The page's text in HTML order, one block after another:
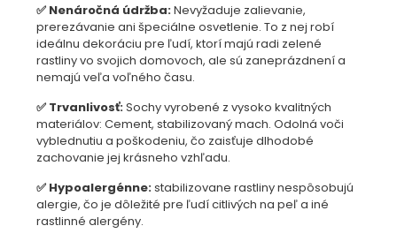
✅ Nenáročná údržba:Nevyžaduje zalievanie,
prerezávanie ani špeciálne osvetlenie. To z nej robí
ideálnu dekoráciu pre ľudí, ktorí majú radi zelené
rastliny vo svojich domovoch, ale sú zaneprázdnení a
nemajú veľa voľného času.
✅ Trvanlivosť:Sochy vyrobené z vysoko kvalitných
materiálov: Cement, stabilizovaný mach. Odolná voči
vyblednutiu a poškodeniu, čo zaisťuje dlhodobé
zachovanie jej krásneho vzhľadu.
✅ Hypoalergénne:stabilizovane rastliny nespôsobujú
alergie, čo je dôležité pre ľudí citlivých na peľ a iné
rastlinné alergény.